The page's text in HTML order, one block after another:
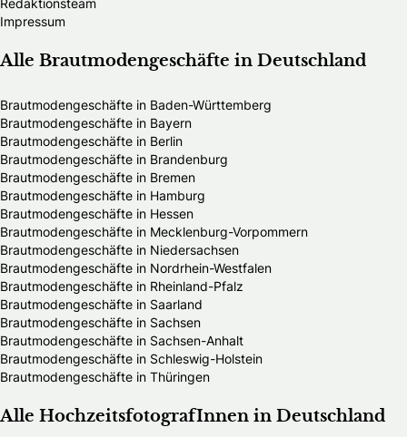
Impressum
Alle Brautmodengeschäfte in Deutschland
Brautmodengeschäfte in Baden-Württemberg
Brautmodengeschäfte in Bayern
Brautmodengeschäfte in Berlin
Brautmodengeschäfte in Brandenburg
Brautmodengeschäfte in Bremen
Brautmodengeschäfte in Hamburg
Brautmodengeschäfte in Hessen
Brautmodengeschäfte in Mecklenburg-Vorpommern
Brautmodengeschäfte in Niedersachsen
Brautmodengeschäfte in Nordrhein-Westfalen
Brautmodengeschäfte in Rheinland-Pfalz
Brautmodengeschäfte in Saarland
Brautmodengeschäfte in Sachsen
Brautmodengeschäfte in Sachsen-Anhalt
Brautmodengeschäfte in Schleswig-Holstein
Brautmodengeschäfte in Thüringen
Alle HochzeitsfotografInnen in Deutschland